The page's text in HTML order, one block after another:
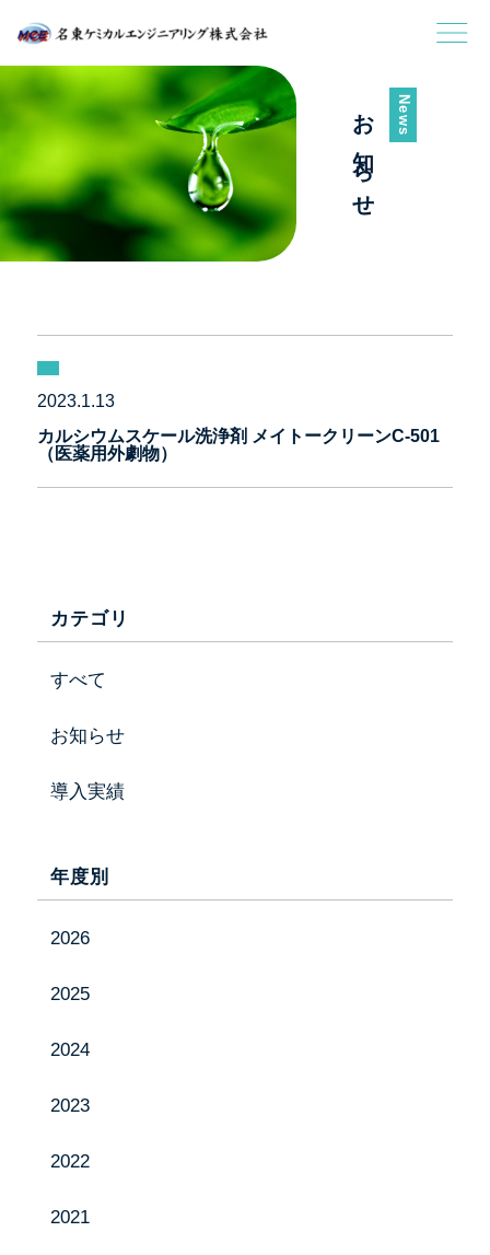
事業内容
製品紹介
投げ込み肥料特集ページ
お知らせ
News
お知らせ
2023.1.13
カルシウムスケール洗浄剤 メイトークリーンC-501
（医薬用外劇物）
カテゴリ
すべて
お知らせ
導入実績
年度別
2026
2025
2024
2023
2022
2021